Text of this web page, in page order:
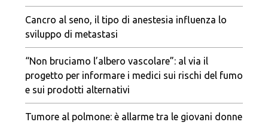
Cancro al seno, il tipo di anestesia influenza lo
sviluppo di metastasi
“Non bruciamo l’albero vascolare”: al via il
progetto per informare i medici sui rischi del fumo
e sui prodotti alternativi
Tumore al polmone: è allarme tra le giovani donne